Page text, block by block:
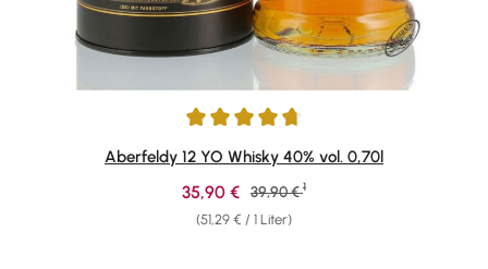
Durchschnittliche Bewertung von 4.85 von 5 Sternen
Aberfeldy 12 YO Whisky 40% vol. 0,70l
(51,29 € / 1 Liter)
Verkaufspreis:
35,90 € Regulärer Preis:
39,90 € 1